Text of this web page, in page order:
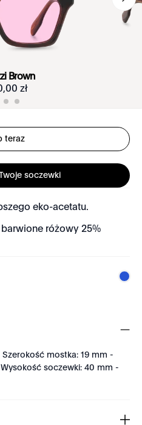
Brown
,00 zł
teraz
soczewki
eko-acetatu.
różowy 25%
mostka: 19 mm -
soczewki: 40 mm -